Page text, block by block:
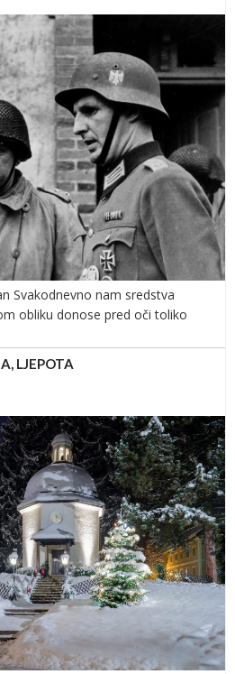
Svakodnevno nam sredstva
obliku donose pred oči toliko
LJEPOTA